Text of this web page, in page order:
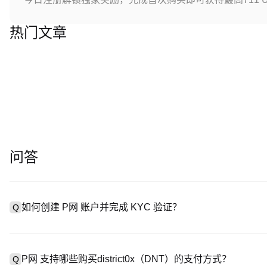
热门文章
问答
Q 如何创建 P网 账户并完成 KYC 验证？
Q P网 支持哪些购买district0x（DNT）的支付方式？